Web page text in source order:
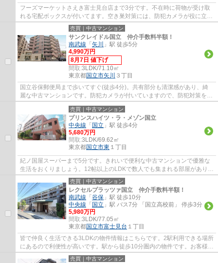
フーズマーケットさえき富士見台店まで3分です。不在時に荷物が受け取
れる宅配ボックスが付いてます。空き巣対策には、防犯カメラが役に立ち
ます。エージーホームは確かな不動産情報を...
売買｜中古マンション
サンクレイドル国立 仲介手数料半額！
南武線 「 矢川
」駅 徒歩5分
4,990万円
8月7日 値下げ
間取:3LDK/71.10㎡
東京都国立市矢川 ３丁目
国立谷保郵便局まで歩いてすぐ(徒歩4分)。共有部分も清潔感があり、綺
麗な中古マンションです。防犯カメラが付いていますので、防犯対策を気
にされる方でも安心です。ご家族で有意義に...
売買｜中古マンション
プリンスハイツ・ラ・メゾン国立
中央線 「 国立 」駅 徒歩4分
5,680万円
間取:3LDK/69.62㎡
東京都国立市東 １丁目
紀ノ国屋スーパーまで5分です。きれいで便利な中古マンションで優雅な
生活をおくりましょう。12帖以上のLDKで数人でも集まれる部屋がありま
す。オートロック付き物件なので、安心して...
売買｜中古マンション
レクセルプラッツァ国立 仲介手数料半額！
南武線 「 谷保 」駅 徒歩10分
中央線 「 国立 」駅 バス7分 「国立高校前」 停歩3分
5,980万円
間取:3LDK/77.05㎡
東京都国立市富士見台 １丁目
皆で仲良く生活できる3LDKの物件情報はこちらです。2駅利用できる場所
にあるので利便性が高いです。駅から徒歩10分圏内の物件です。お客様の
住まい探しを、経験豊富なエージーホームス...
売買｜中古マンション